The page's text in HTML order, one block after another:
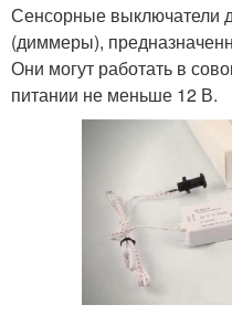
Сенсорные выключатели
(диммеры),
Они могут работать в
питании не меньше 12 В.